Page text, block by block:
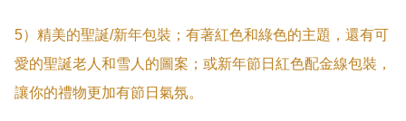
5）精美的聖誕/新年包裝；有著紅色和綠色的主題，還有可
愛的聖誕老人和雪人的圖案；或新年節日紅色配金線包裝，
讓你的禮物更加有節日氣氛。